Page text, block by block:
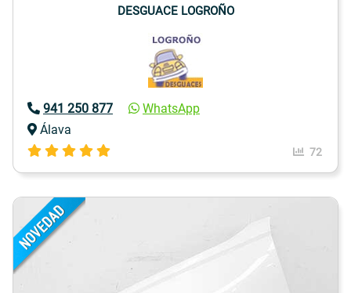
DESGUACE LOGROÑO
941 250 877
WhatsApp
Álava
72